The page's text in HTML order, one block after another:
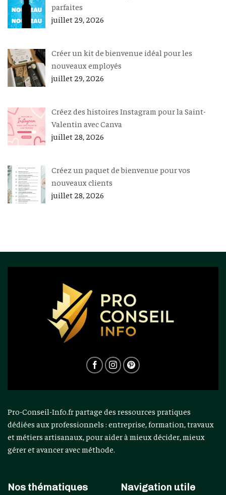
parfaites
juillet 29, 2026
Créer un kit de bienvenue idéal pour les
nouveaux employés
juillet 29, 2026
Créez des histoires Instagram pour la Saint-
Valentin avec Canva
juillet 28, 2026
Créez un paquet de bienvenue pour vos
nouveaux clients
juillet 28, 2026
Pro-Conseil-Info.fr partage des ressources pratiques
dédiées aux professionnels : entreprise, formation, travaux
et métiers artisanaux, pour aider à mieux décider, mieux
gérer et avancer avec méthode.
Nos thématiques Navigation utile